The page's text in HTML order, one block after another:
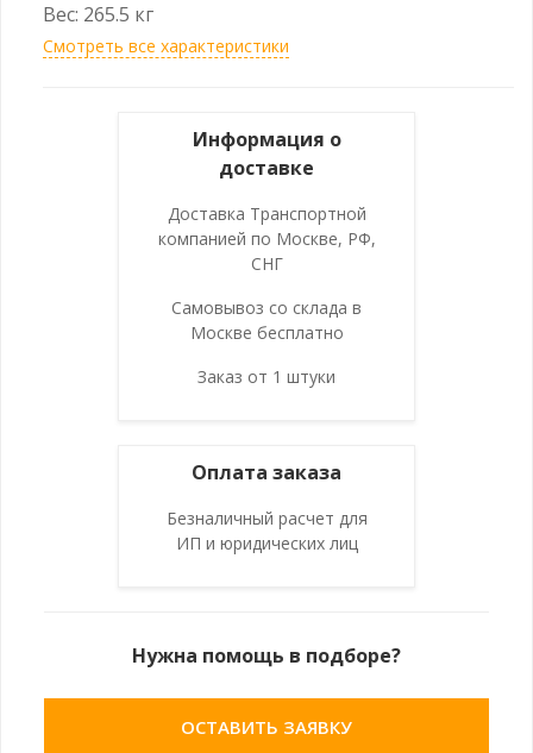
Вес: 265.5 кг
Смотреть все характеристики
Информация о
доставке
Доставка Транспортной
компанией по Москве, РФ,
СНГ
Самовывоз со склада в
Москве бесплатно
Заказ от 1 штуки
Оплата заказа
Безналичный расчет для
ИП и юридических лиц
Нужна помощь в подборе?
ОСТАВИТЬ ЗАЯВКУ